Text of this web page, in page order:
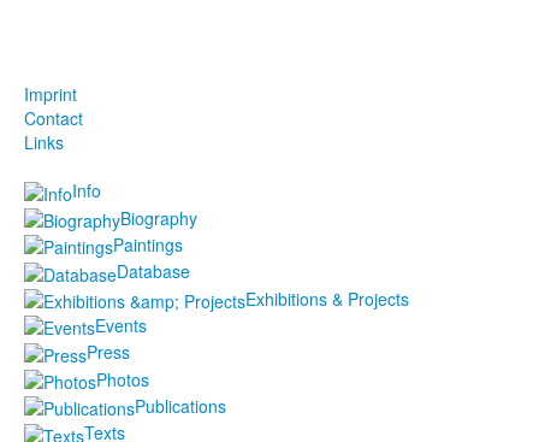
Imprint
Contact
Links
Info
Biography
Paintings
Database
Exhibitions & Projects
Events
Press
Photos
Publications
Texts